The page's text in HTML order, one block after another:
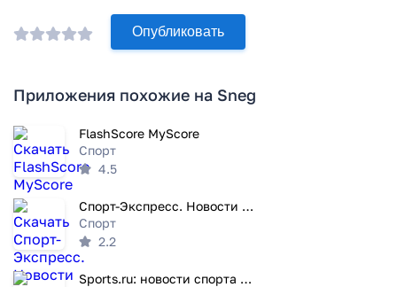
Опубликовать
Приложения похожие на Sneg
FlashScore MyScore
Спорт
4.5
Спорт-Экспресс. Новости спорта
Спорт
2.2
Sports.ru: новости спорта 2023